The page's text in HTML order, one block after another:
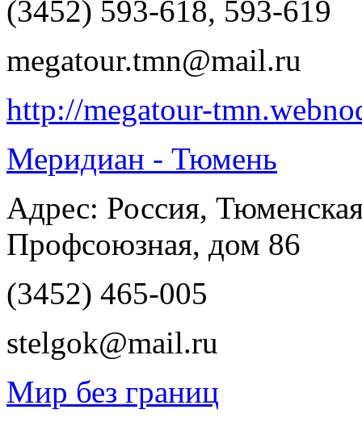
(3452) 593-618, 593-619
megatour.tmn@mail.ru
http://megatour-
Меридиан - Тюмень
Адрес: Россия,
Профсоюзная, дом 86
(3452) 465-005
stelgok@mail.ru
Мир без границ